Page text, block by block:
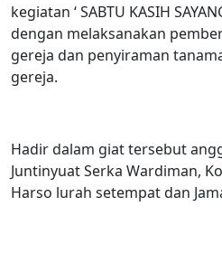
kegiatan ‘ SABTU KASIH
dengan melaksanakan
gereja dan penyiraman
gereja.
Hadir dalam giat tersebut
Juntinyuat Serka Wardiman,
Harso lurah setempat dan